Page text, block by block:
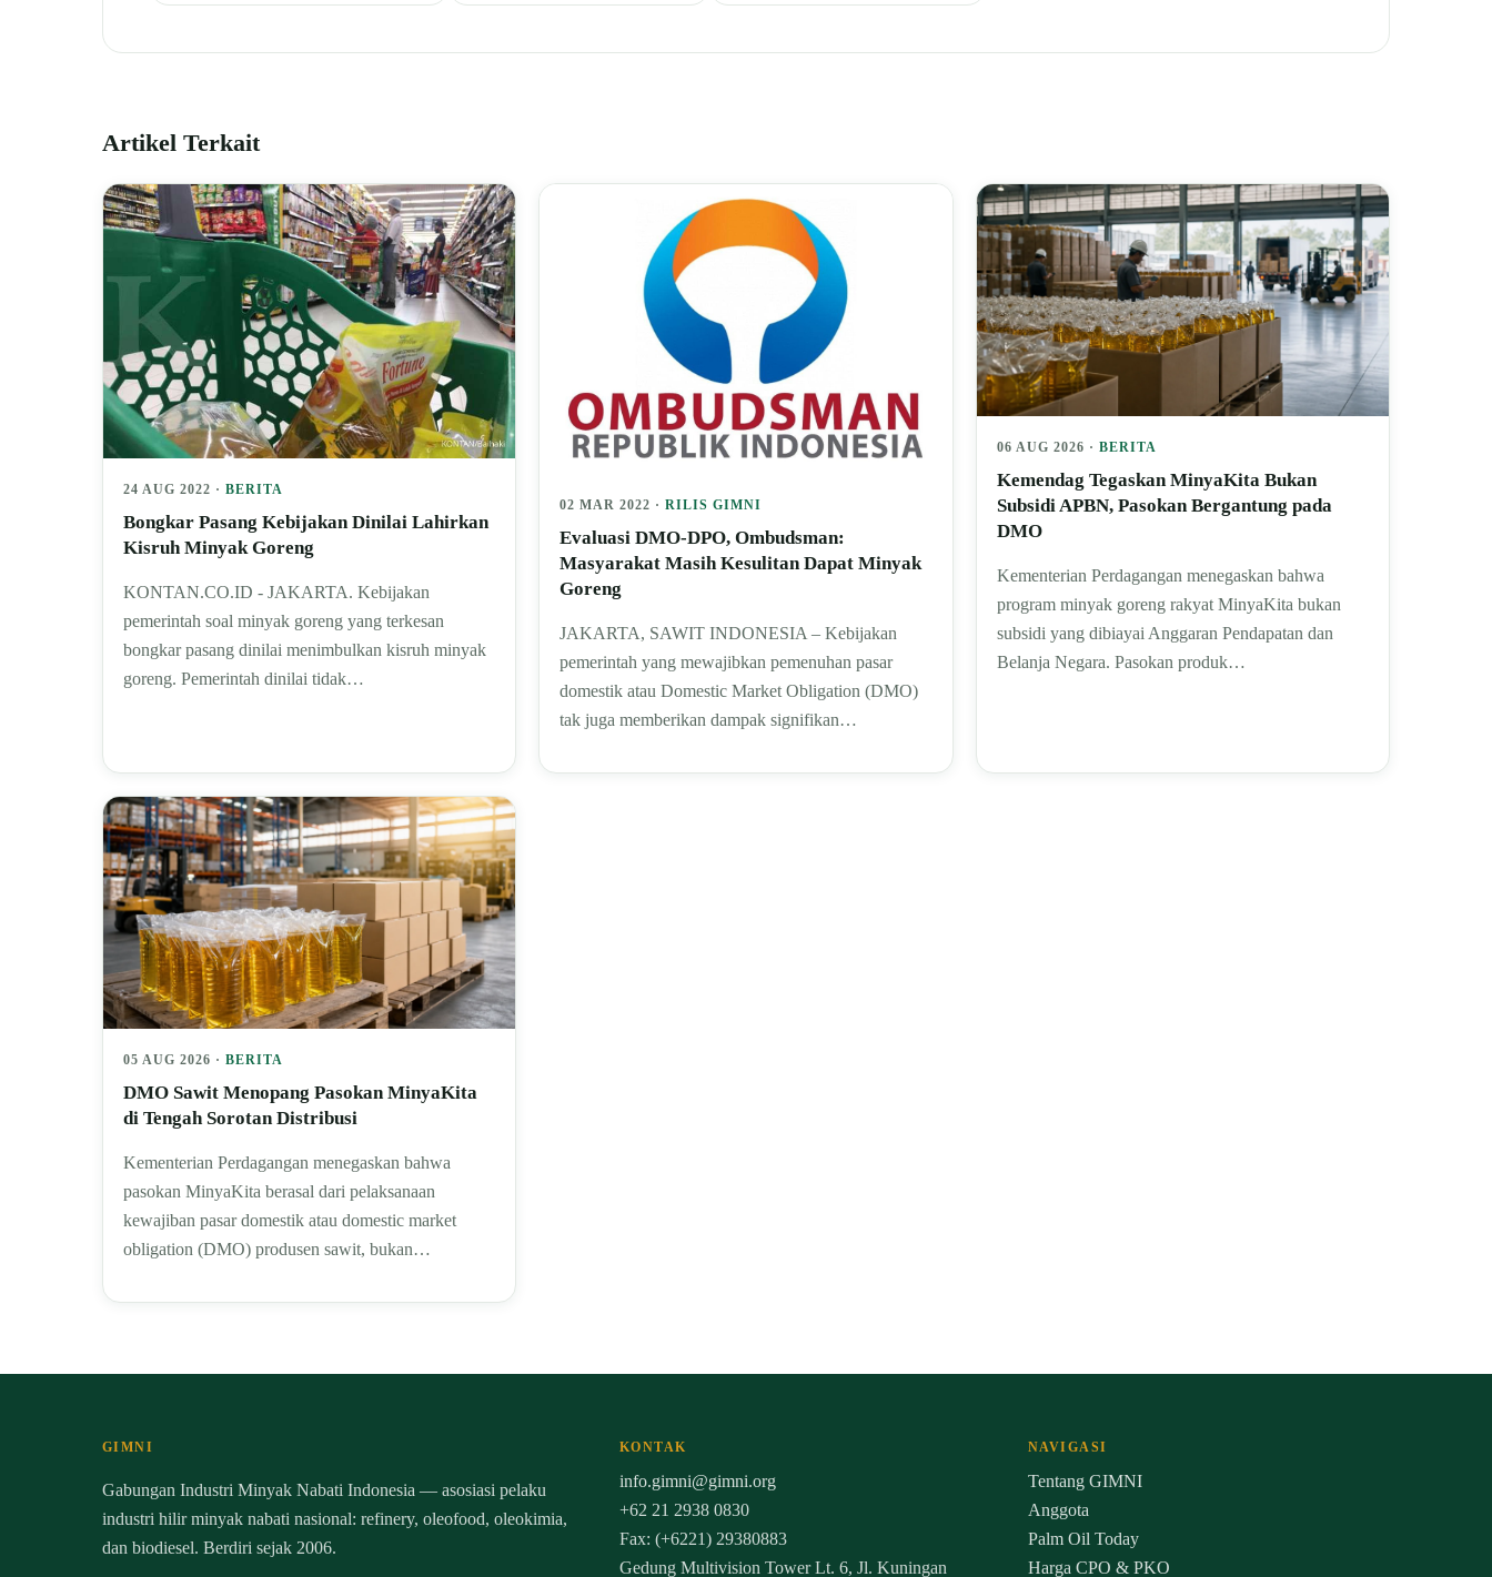
Artikel Terkait
24 AUG 2022 · BERITA
Bongkar Pasang Kebijakan Dinilai Lahirkan
Kisruh Minyak Goreng
KONTAN.CO.ID - JAKARTA. Kebijakan
pemerintah soal minyak goreng yang terkesan
bongkar pasang dinilai menimbulkan kisruh minyak
goreng. Pemerintah dinilai tidak…
02 MAR 2022 ·RILIS GIMNI
Evaluasi DMO-DPO, Ombudsman:
Masyarakat Masih Kesulitan Dapat Minyak
Goreng
JAKARTA, SAWIT INDONESIA – Kebijakan
pemerintah yang mewajibkan pemenuhan pasar
domestik atau Domestic Market Obligation (DMO)
tak juga memberikan dampak signifikan…
06 AUG 2026 · BERITA
Kemendag Tegaskan MinyaKita Bukan
Subsidi APBN, Pasokan Bergantung pada
DMO
Kementerian Perdagangan menegaskan bahwa
program minyak goreng rakyat MinyaKita bukan
subsidi yang dibiayai Anggaran Pendapatan dan
Belanja Negara. Pasokan produk…
05 AUG 2026 · BERITA
DMO Sawit Menopang Pasokan MinyaKita
di Tengah Sorotan Distribusi
Kementerian Perdagangan menegaskan bahwa
pasokan MinyaKita berasal dari pelaksanaan
kewajiban pasar domestik atau domestic market
obligation (DMO) produsen sawit, bukan…
GIMNI
Gabungan Industri Minyak Nabati Indonesia — asosiasi pelaku
industri hilir minyak nabati nasional: refinery, oleofood, oleokimia,
dan biodiesel. Berdiri sejak 2006.
KONTAK
info.gimni@gimni.org
+62 21 2938 0830
Fax: (+6221) 29380883
Gedung Multivision Tower Lt. 6, Jl. Kuningan
NAVIGASI
Tentang GIMNI
Anggota
Palm Oil Today
Harga CPO & PKO